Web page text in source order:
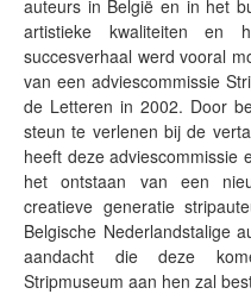
auteurs in België en in het
artistieke kwaliteiten en
succesverhaal werd vooral
van een adviescommissie
de Letteren in 2002. Door
steun te verlenen bij de
heeft deze adviescommissie
het ontstaan van een
creatieve generatie
Belgische Nederlandstalige
aandacht die deze
Stripmuseum aan hen zal